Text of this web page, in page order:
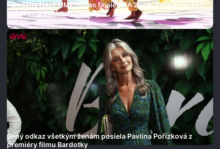
Famózny HALFTIME počas finale FIFA 2026: Zimomriavky z
každého jedného momentu
Diva.sk 20.7.2026
Silný odkaz všetkým ženám posiela Pavlína Pořízková z
premiéry filmu Bardotky